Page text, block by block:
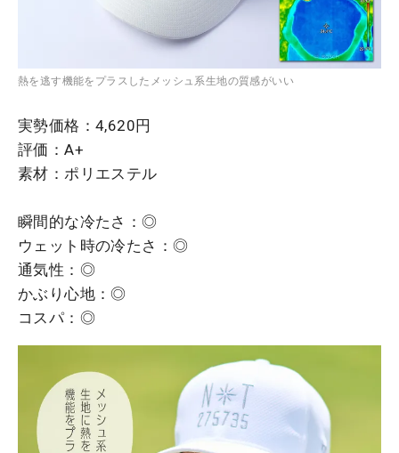
熱を逃す機能をプラスしたメッシュ系生地の質感がいい
実勢価格：4,620円
評価：A+
素材：ポリエステル
瞬間的な冷たさ：◎
ウェット時の冷たさ：◎
通気性：◎
かぶり心地：◎
コスパ：◎